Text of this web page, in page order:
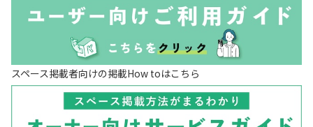
スペース掲載者向けの掲載How toはこちら